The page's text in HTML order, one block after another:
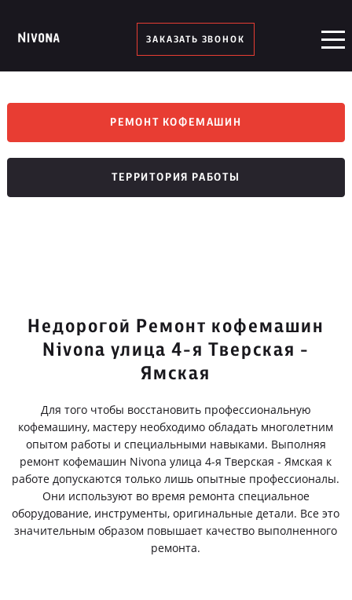
ЗАКАЗАТЬ ЗВОНОК
РЕМОНТ КОФЕМАШИН
ТЕРРИТОРИЯ РАБОТЫ
Недорогой Ремонт кофемашин
Nivona улица 4-я Тверская -
Ямская
Для того чтобы восстановить профессиональную
кофемашину, мастеру необходимо обладать многолетним
опытом работы и специальными навыками. Выполняя
ремонт кофемашин Nivona улица 4-я Тверская - Ямская к
работе допускаются только лишь опытные профессионалы.
Они используют во время ремонта специальное
оборудование, инструменты, оригинальные детали. Все это
значительным образом повышает качество выполненного
ремонта.